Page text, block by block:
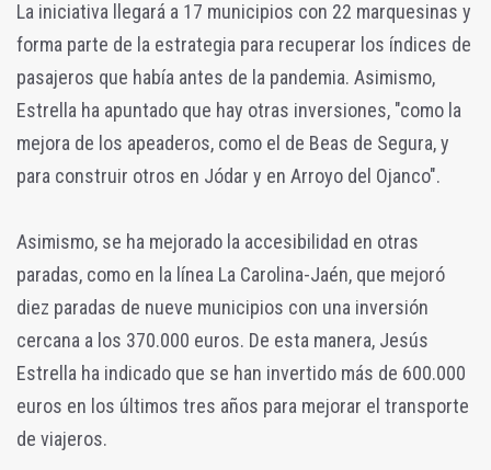
La iniciativa llegará a 17 municipios con 22 marquesinas y
forma parte de la estrategia para recuperar los índices de
pasajeros que había antes de la pandemia. Asimismo,
Estrella ha apuntado que hay otras inversiones, "como la
mejora de los apeaderos, como el de Beas de Segura, y
para construir otros en Jódar y en Arroyo del Ojanco".
Asimismo, se ha mejorado la accesibilidad en otras
paradas, como en la línea La Carolina-Jaén, que mejoró
diez paradas de nueve municipios con una inversión
cercana a los 370.000 euros. De esta manera, Jesús
Estrella ha indicado que se han invertido más de 600.000
euros en los últimos tres años para mejorar el transporte
de viajeros.